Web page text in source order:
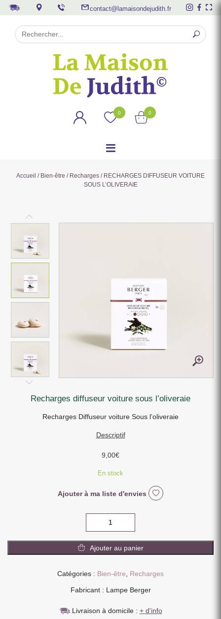
contact@lamaisondejudith.fr
0 0
Accueil / Bien-être / Recharges / RECHARGES DIFFUSEUR VOITURE
SOUS L’OLIVERAIE
recharges diffuseur voiture sous l’oliveraie
Recharges Diffuseur voiture Sous l’oliveraie
Descriptif
9,00€
En stock
Ajouter à ma liste d'envies
DIFFUSEUR
SOUS
L'OLIVERAIE
Ajouter au panier
Catégories : Bien-être, Recharges
Fabricant : Lampe Berger
Livraison à domicile : + d'info